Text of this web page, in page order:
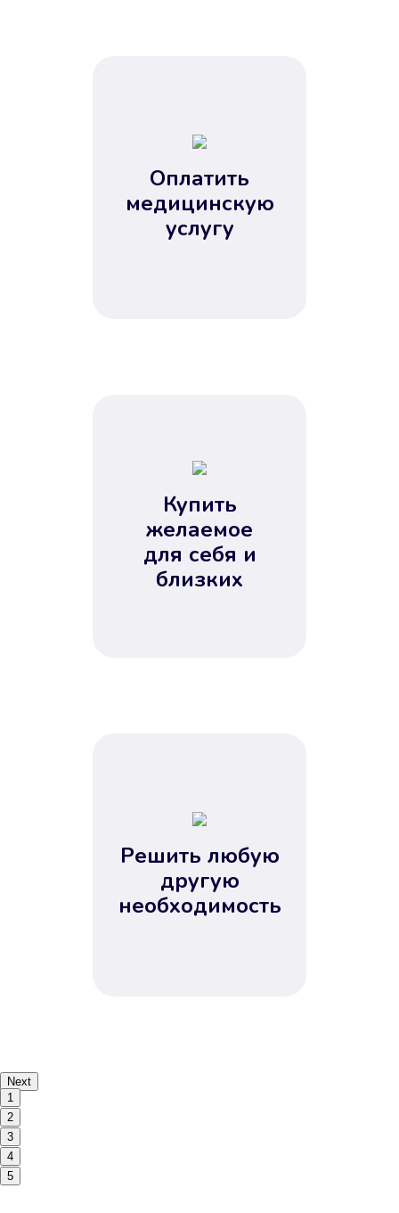
Оплатить
медицинскую
услугу
Купить
желаемое
для себя и
близких
Решить любую
другую
необходимость
Next
1
2
3
4
5